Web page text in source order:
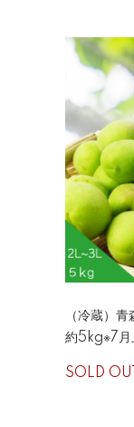
（冷蔵）
約5kg※7月
SOLD OUT